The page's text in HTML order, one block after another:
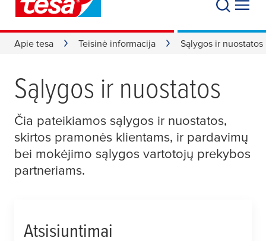
Apie tesa Teisinė informacija Sąlygos ir nuostatos
Sąlygos ir nuostatos
Čia pateikiamos sąlygos ir nuostatos,
skirtos pramonės klientams, ir pardavimų
bei mokėjimo sąlygos vartotojų prekybos
partneriams.
Atsisiuntimai